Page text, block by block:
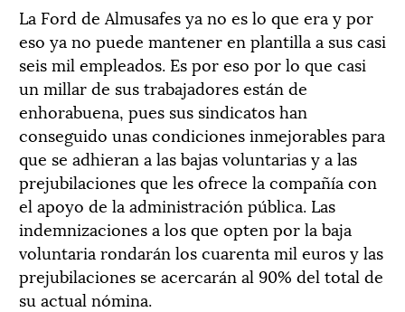
La Ford de Almusafes ya no es lo que era y por
eso ya no puede mantener en plantilla a sus casi
seis mil empleados. Es por eso por lo que casi
un millar de sus trabajadores están de
enhorabuena, pues sus sindicatos han
conseguido unas condiciones inmejorables para
que se adhieran a las bajas voluntarias y a las
prejubilaciones que les ofrece la compañía con
el apoyo de la administración pública. Las
indemnizaciones a los que opten por la baja
voluntaria rondarán los cuarenta mil euros y las
prejubilaciones se acercarán al 90% del total de
su actual nómina.